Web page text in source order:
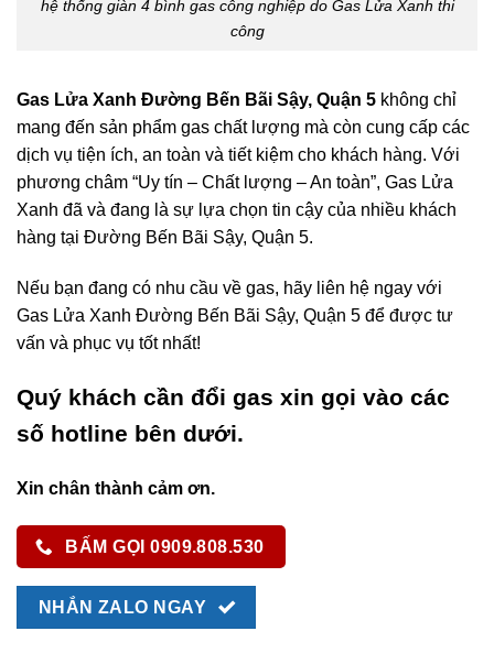
hệ thống giàn 4 bình gas công nghiệp do Gas Lửa Xanh thi
công
Gas Lửa Xanh Đường Bến Bãi Sậy, Quận 5 không chỉ
mang đến sản phẩm gas chất lượng mà còn cung cấp các
dịch vụ tiện ích, an toàn và tiết kiệm cho khách hàng. Với
phương châm “Uy tín – Chất lượng – An toàn”, Gas Lửa
Xanh đã và đang là sự lựa chọn tin cậy của nhiều khách
hàng tại Đường Bến Bãi Sậy, Quận 5.
Nếu bạn đang có nhu cầu về gas, hãy liên hệ ngay với
Gas Lửa Xanh Đường Bến Bãi Sậy, Quận 5 để được tư
vấn và phục vụ tốt nhất!
Quý khách cần đổi gas xin gọi vào các
số hotline bên dưới.
Xin chân thành cảm ơn.
BẤM GỌI 0909.808.530
NHẮN ZALO NGAY